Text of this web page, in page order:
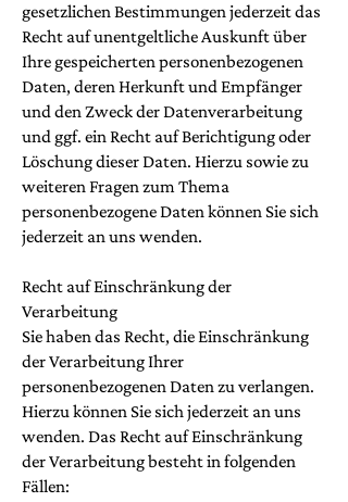
gesetzlichen Bestimmungen jederzeit das
Recht auf unentgeltliche Auskunft über
Ihre gespeicherten personenbezogenen
Daten, deren Herkunft und Empfänger
und den Zweck der Datenverarbeitung
und ggf. ein Recht auf Berichtigung oder
Löschung dieser Daten. Hierzu sowie zu
weiteren Fragen zum Thema
personenbezogene Daten können Sie sich
jederzeit an uns wenden.
Recht auf Einschränkung der
Verarbeitung
Sie haben das Recht, die Einschränkung
der Verarbeitung Ihrer
personenbezogenen Daten zu verlangen.
Hierzu können Sie sich jederzeit an uns
wenden. Das Recht auf Einschränkung
der Verarbeitung besteht in folgenden
Fällen: